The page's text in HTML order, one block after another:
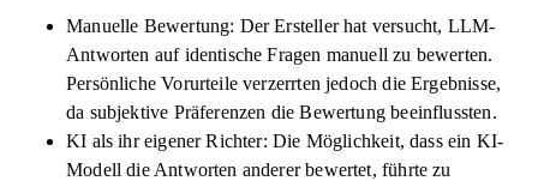
Manuelle Bewertung: Der Ersteller hat versucht, LLM-
Antworten auf identische Fragen manuell zu bewerten.
Persönliche Vorurteile verzerrten jedoch die Ergebnisse,
da subjektive Präferenzen die Bewertung beeinflussten.
KI als ihr eigener Richter: Die Möglichkeit, dass ein KI-
Modell die Antworten anderer bewertet, führte zu